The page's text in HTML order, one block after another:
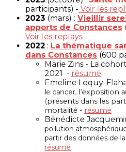
participants) - Voir les
2023 (mars) : Vieillir
apports de Constances
Voir les replays
2022 : La thématique
dans Constances (600
Marie Zins - La
2021 - résumé
Emeline Lequy-
le cancer, l’exposition
(présents dans les
mortalité - résumé
Bénédicte
pollution
partir des données de
résumé